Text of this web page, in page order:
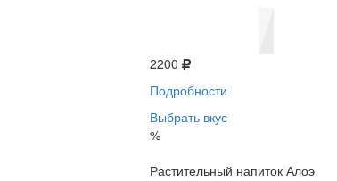
2200
Подробности
Выбрать вкус
%
Растительный напиток Алоэ